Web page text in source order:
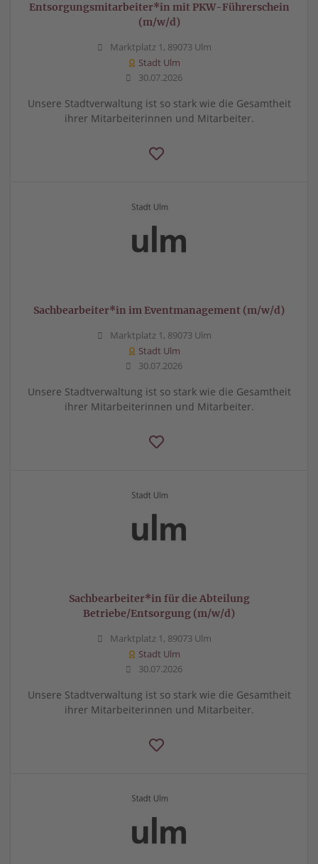
Entsorgungsmitarbeiter*in mit PKW-Führerschein
(m/w/d)
Marktplatz 1, 89073 Ulm
Stadt Ulm
30.07.2026
Unsere Stadtverwaltung ist so stark wie die Gesamtheit
ihrer Mitarbeiterinnen und Mitarbeiter.
Sachbearbeiter*in im Eventmanagement (m/w/d)
Marktplatz 1, 89073 Ulm
Stadt Ulm
30.07.2026
Unsere Stadtverwaltung ist so stark wie die Gesamtheit
ihrer Mitarbeiterinnen und Mitarbeiter.
Sachbearbeiter*in für die Abteilung
Betriebe/Entsorgung (m/w/d)
Marktplatz 1, 89073 Ulm
Stadt Ulm
30.07.2026
Unsere Stadtverwaltung ist so stark wie die Gesamtheit
ihrer Mitarbeiterinnen und Mitarbeiter.